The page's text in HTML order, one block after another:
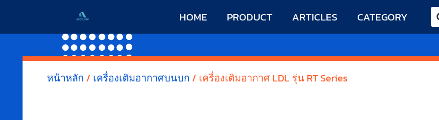
HOME PRODUCT ARTICLES CATEGORY
หน้าหลัก / เครื่องเติมอากาศบนบก / เครื่องเติมอากาศ LDL รุ่น RT Series